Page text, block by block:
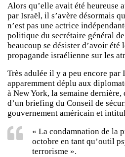
Alors qu’elle avait été heureuse
par Israël, il s’avère désormais
n’est pas une actrice
politique du secrétaire général
beaucoup se désister d’avoir été
propagande israélienne sur les
Très adulée il y a peu encore par
apparemment déplu aux
à New York, la semaine dernière,
d’un briefing du Conseil de
gouvernement américain et
« La condamnation de la
octobre en tant qu’outil
terrorisme ».